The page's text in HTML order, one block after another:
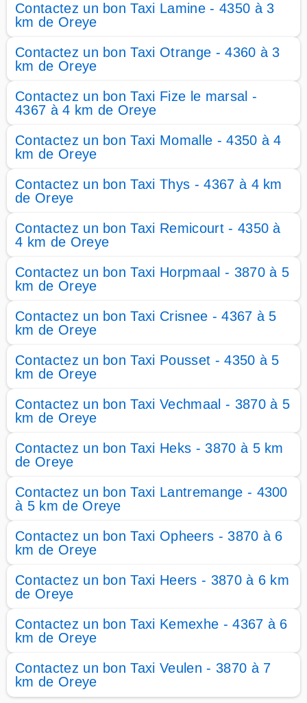
Contactez un bon Taxi Lamine - 4350 à 3
km de Oreye
Contactez un bon Taxi Otrange - 4360 à 3
km de Oreye
Contactez un bon Taxi Fize le marsal -
4367 à 4 km de Oreye
Contactez un bon Taxi Momalle - 4350 à 4
km de Oreye
Contactez un bon Taxi Thys - 4367 à 4 km
de Oreye
Contactez un bon Taxi Remicourt - 4350 à
4 km de Oreye
Contactez un bon Taxi Horpmaal - 3870 à 5
km de Oreye
Contactez un bon Taxi Crisnee - 4367 à 5
km de Oreye
Contactez un bon Taxi Pousset - 4350 à 5
km de Oreye
Contactez un bon Taxi Vechmaal - 3870 à 5
km de Oreye
Contactez un bon Taxi Heks - 3870 à 5 km
de Oreye
Contactez un bon Taxi Lantremange - 4300
à 5 km de Oreye
Contactez un bon Taxi Opheers - 3870 à 6
km de Oreye
Contactez un bon Taxi Heers - 3870 à 6 km
de Oreye
Contactez un bon Taxi Kemexhe - 4367 à 6
km de Oreye
Contactez un bon Taxi Veulen - 3870 à 7
km de Oreye